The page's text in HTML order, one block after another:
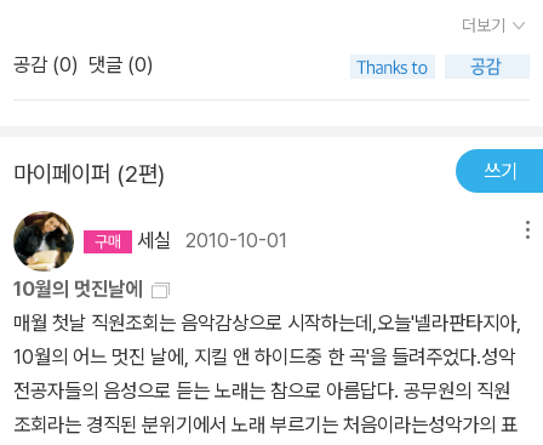
더보기
공감 (0) 댓글 (0)
마이페이퍼 (2편) 쓰기
세실 2010-10-01
10월의 멋진날에
매월 첫날 직원조회는 음악감상으로 시작하는데,오늘'넬라판타지아,
10월의 어느 멋진 날에, 지킬 앤 하이드중 한 곡'을 들려주었다.성악
전공자들의 음성으로 듣는 노래는 참으로 아름답다. 공무원의 직원
조회라는 경직된 분위기에서 노래 부르기는 처음이라는성악가의 표